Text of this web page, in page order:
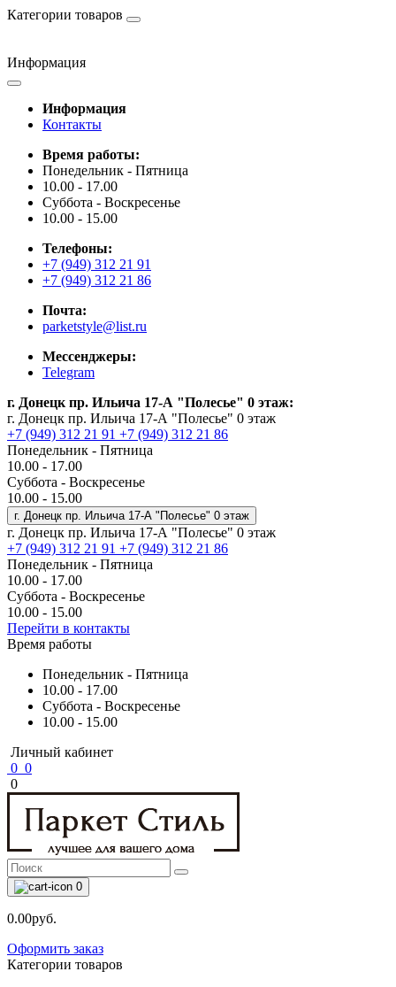
Категории товаров
Информация
Информация
Контакты
Время работы:
Понедельник - Пятница
10.00 - 17.00
Суббота - Воскресенье
10.00 - 15.00
Телефоны:
+7 (949) 312 21 91
+7 (949) 312 21 86
Почта:
parketstyle@list.ru
Мессенджеры:
Telegram
г. Донецк пр. Ильича 17-А "Полесье" 0 этаж:
г. Донецк пр. Ильича 17-А "Полесье" 0 этаж
+7 (949) 312 21 91 +7 (949) 312 21 86
Понедельник - Пятница
10.00 - 17.00
Суббота - Воскресенье
10.00 - 15.00
г. Донецк пр. Ильича 17-А "Полесье" 0 этаж
г. Донецк пр. Ильича 17-А "Полесье" 0 этаж
+7 (949) 312 21 91 +7 (949) 312 21 86
Понедельник - Пятница
10.00 - 17.00
Суббота - Воскресенье
10.00 - 15.00
Перейти в контакты
Время работы
Понедельник - Пятница
10.00 - 17.00
Суббота - Воскресенье
10.00 - 15.00
Личный кабинет
0 0
0
0
0.00руб.
Оформить заказ
Категории товаров